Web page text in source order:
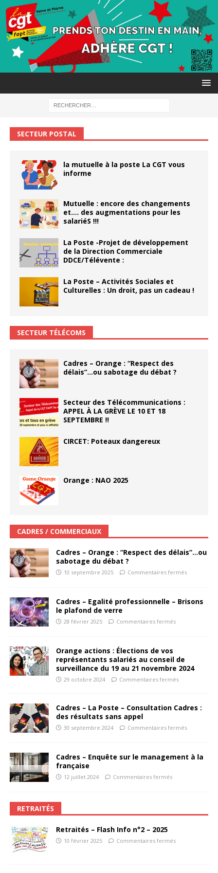
SECTEUR POSTAL
la mutuelle à la poste La CGT vous
informe
Mutuelle : encore des changements
et…. des augmentations pour les
salariéS !!!
La Poste -Projet de développement
de la Direction Commerciale
DDCE/Télévente :
La Poste – Activités Sociales et
Culturelles : Un droit, pas un cadeau !
SECTEUR TÉLÉCOMS
Cadres – Orange : “Respect des
délais”…ou sabotage du débat ?
Secteur des Télécommunications :
APPEL À LA GRÈVE LE 10 ET 18
SEPTEMBRE !!
CIRCET: Poteaux dangereux
Orange : NAO 2025
CADRES / COMMERCIAUX
Cadres – Orange : “Respect des délais”…ou
sabotage du débat ?
10 septembre 2025 Commentaires fermés
Cadres – Egalité professionnelle – Brisons
le plafond de verre
28 février 2025 Commentaires fermés
Orange actions : Élections de vos
représentants salariés au conseil de
surveillance du 19 au 21 novembre 2024
29 octobre 2024 Commentaires fermés
Cadres – La Poste – Consultation Cadres :
des résultats sans appel
30 septembre 2024 Commentaires fermés
Cadres – Enquête sur le management à la
française
12 juillet 2024 Commentaires fermés
RETRAITÉS
Retraités – Flash Info n°2 – 2025
10 février 2025 Commentaires fermés